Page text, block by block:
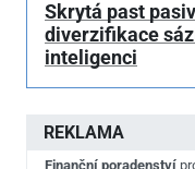
REKLAMA
Finanční poradenství
Skrytá past
diverzifikace
inteligenci